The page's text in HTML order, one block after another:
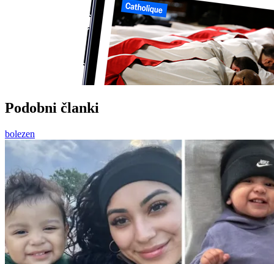
Podobni članki
bolezen